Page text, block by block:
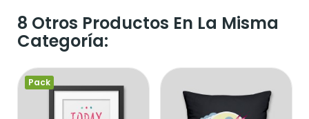
8 Otros Productos En La Misma
Categoría:
Pack